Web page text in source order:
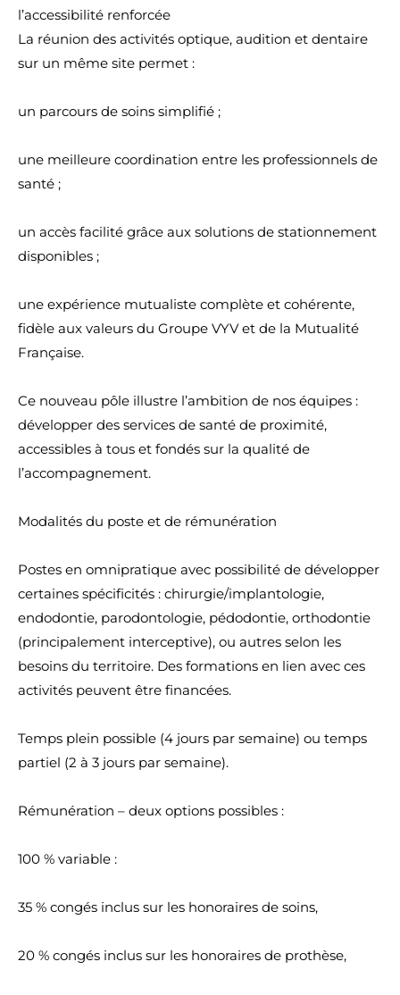
l’accessibilité renforcée
La réunion des activités optique, audition et dentaire
sur un même site permet :
un parcours de soins simplifié ;
une meilleure coordination entre les professionnels de
santé ;
un accès facilité grâce aux solutions de stationnement
disponibles ;
une expérience mutualiste complète et cohérente,
fidèle aux valeurs du Groupe VYV et de la Mutualité
Française.
Ce nouveau pôle illustre l’ambition de nos équipes :
développer des services de santé de proximité,
accessibles à tous et fondés sur la qualité de
l’accompagnement.
Modalités du poste et de rémunération
Postes en omnipratique avec possibilité de développer
certaines spécificités : chirurgie/implantologie,
endodontie, parodontologie, pédodontie, orthodontie
(principalement interceptive), ou autres selon les
besoins du territoire. Des formations en lien avec ces
activités peuvent être financées.
Temps plein possible (4 jours par semaine) ou temps
partiel (2 à 3 jours par semaine).
Rémunération – deux options possibles :
100 % variable :
35 % congés inclus sur les honoraires de soins,
20 % congés inclus sur les honoraires de prothèse,